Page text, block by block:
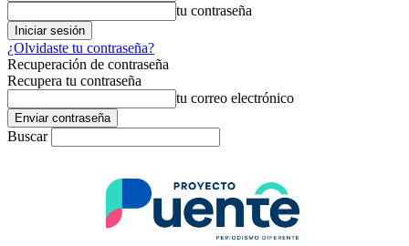
tu contraseña
¿Olvidaste tu contraseña?
Recuperación de contraseña
Recupera tu contraseña
tu correo electrónico
Buscar